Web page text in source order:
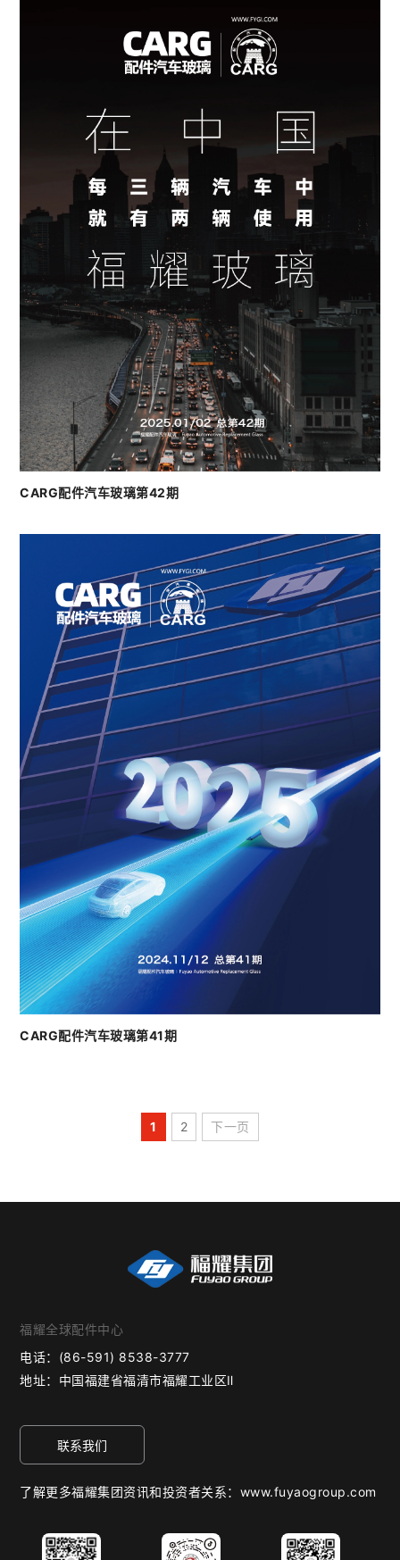
CARG配件汽车玻璃第42期
CARG配件汽车玻璃第41期
1 2 下一页
福耀全球配件中心
电话： (86-591) 8538-3777
地址： 中国福建省福清市福耀工业区Ⅱ
联系我们
了解更多福耀集团资讯和投资者关系：www.fuyaogroup.com